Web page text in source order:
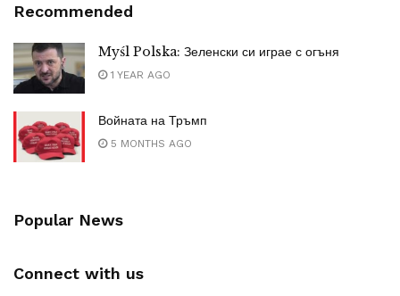
Recommended
Myśl Polska: Зеленски си играе с огъня
1 YEAR AGO
Войната на Тръмп
5 MONTHS AGO
Popular News
Connect with us